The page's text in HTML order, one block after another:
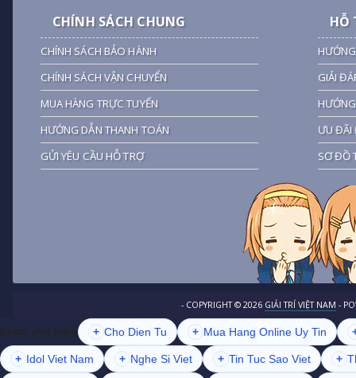
CHÍNH SÁCH CHUNG
CHÍNH SÁCH BẢO HÀNH
CHÍNH SÁCH VẬN CHUYỂN
MUA HÀNG TRỰC TUYẾN
HƯỚNG DẪN THANH TOÁN
GỬI YÊU CẦU HỖ TRỢ
HỖ
GIẢI
ƯU ĐÃI
SƠ ĐỒ
- COPYRIGHT © 2026 GIẢI TRÍ VIỆT NAM -
Khám phá thêm + Cho Dien Tu + Mua Hang Online Uy Tin
+ Idol Viet Nam + Nghe Si Viet + Tin Tuc Sao Viet +